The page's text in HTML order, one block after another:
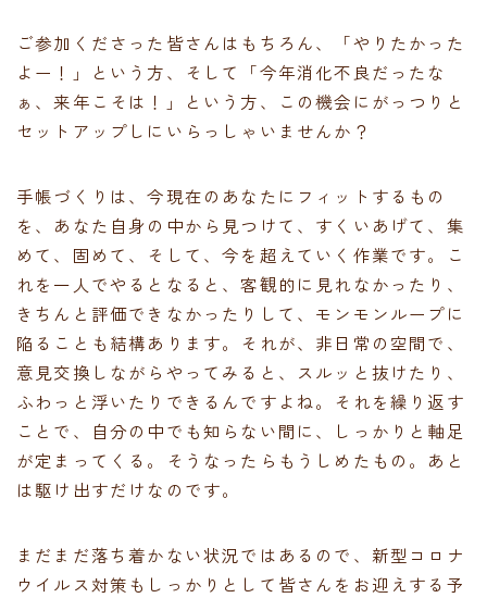
ご参加くださった皆さんはもちろん、「やりたかった
よー！」という方、そして「今年消化不良だったな
ぁ、来年こそは！」という方、この機会にがっつりと
セットアップしにいらっしゃいませんか？
手帳づくりは、今現在のあなたにフィットするもの
を、あなた自身の中から見つけて、すくいあげて、集
めて、固めて、そして、今を超えていく作業です。こ
れを一人でやるとなると、客観的に見れなかったり、
きちんと評価できなかったりして、モンモンループに
陥ることも結構あります。それが、非日常の空間で、
意見交換しながらやってみると、スルッと抜けたり、
ふわっと浮いたりできるんですよね。それを繰り返す
ことで、自分の中でも知らない間に、しっかりと軸足
が定まってくる。そうなったらもうしめたもの。あと
は駆け出すだけなのです。
まだまだ落ち着かない状況ではあるので、新型コロナ
ウイルス対策もしっかりとして皆さんをお迎えする予